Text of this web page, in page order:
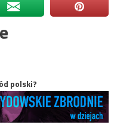
polski?